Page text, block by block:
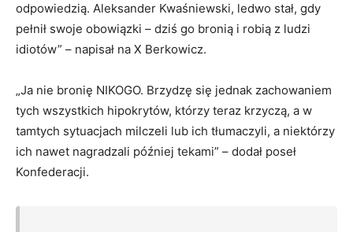
odpowiedzią. Aleksander Kwaśniewski, ledwo stał, gdy
pełnił swoje obowiązki – dziś go bronią i robią z ludzi
idiotów” – napisał na X Berkowicz.
„Ja nie bronię NIKOGO. Brzydzę się jednak zachowaniem
tych wszystkich hipokrytów, którzy teraz krzyczą, a w
tamtych sytuacjach milczeli lub ich tłumaczyli, a niektórzy
ich nawet nagradzali później tekami” – dodał poseł
Konfederacji.